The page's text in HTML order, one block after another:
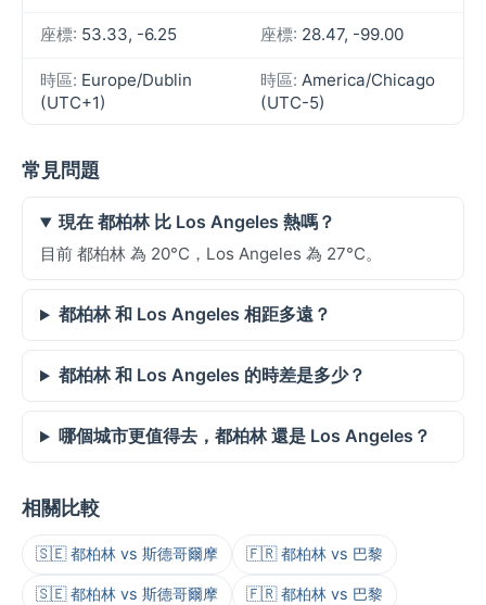
座標: 53.33, -6.25 座標: 28.47, -99.00
時區: Europe/Dublin
(UTC+1)
時區: America/Chicago
(UTC-5)
常見問題
現在 都柏林 比 Los Angeles 熱嗎？
目前 都柏林 為 20°C，Los Angeles 為 27°C。
都柏林 和 Los Angeles 相距多遠？
都柏林 和 Los Angeles 的時差是多少？
哪個城市更值得去，都柏林 還是 Los Angeles？
相關比較
🇸🇪 都柏林 vs 斯德哥爾摩 🇫🇷 都柏林 vs 巴黎
🇸🇪 都柏林 vs 斯德哥爾摩 🇫🇷 都柏林 vs 巴黎